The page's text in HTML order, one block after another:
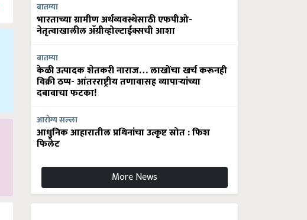
बातम्या
भारताच्या ग्रामीण अर्थव्यवस्थेसाठी एफपीओ-
नेतृत्वाखालील अ‍ॅग्रीव्होल्टाईक्सची आशा
बातम्या
केळी उत्पादक शेतकरी नाराज… लाखोंचा खर्च करूनही
विक्री ठप्प- आंतरराष्ट्रीय तणावासह व्यापाऱ्यांच्या
दबावाचा फटका!
आरोग्य सल्ला
आधुनिक आहारातील प्रथिनांचा उत्कृष्ट स्रोत : फिश
फिलेट
More News